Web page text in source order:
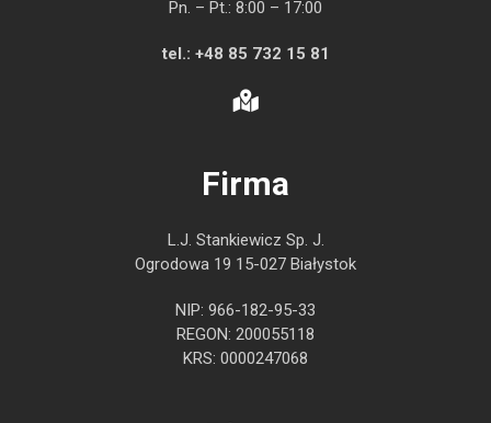
Pn. – Pt.: 8:00 – 17:00
tel.: +48 85 732 15 81
Firma
L.J. Stankiewicz Sp. J.
Ogrodowa 19 15-027 Białystok
NIP: 966-182-95-33
REGON: 200055118
KRS: 0000247068